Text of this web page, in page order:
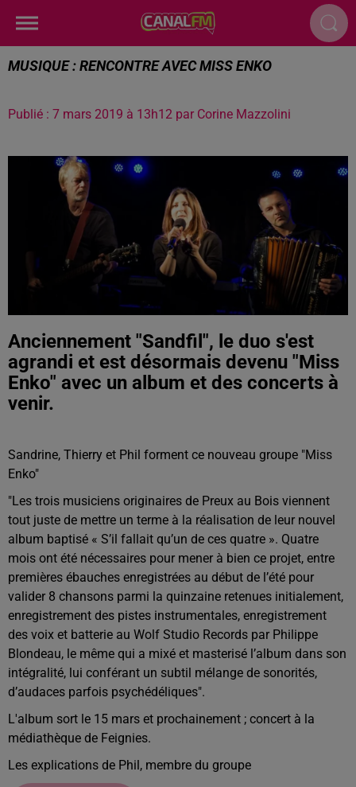
MUSIQUE : RENCONTRE AVEC MISS ENKO
Publié : 7 mars 2019 à 13h12 par Corine Mazzolini
Anciennement "Sandfil", le duo s'est
agrandi et est désormais devenu "Miss
Enko" avec un album et des concerts à
venir.
Sandrine, Thierry et Phil forment ce nouveau groupe "Miss
Enko"
"Les trois musiciens originaires de Preux au Bois viennent
tout juste de mettre un terme à la réalisation de leur nouvel
album baptisé « S’il fallait qu’un de ces quatre ». Quatre
mois ont été nécessaires pour mener à bien ce projet, entre
premières ébauches enregistrées au début de l’été pour
valider 8 chansons parmi la quinzaine retenues initialement,
enregistrement des pistes instrumentales, enregistrement
des voix et batterie au Wolf Studio Records par Philippe
Blondeau, le même qui a mixé et masterisé l’album dans son
intégralité, lui conférant un subtil mélange de sonorités,
d’audaces parfois psychédéliques".
L'album sort le 15 mars et prochainement ; concert à la
médiathèque de Feignies.
Les explications de Phil, membre du groupe